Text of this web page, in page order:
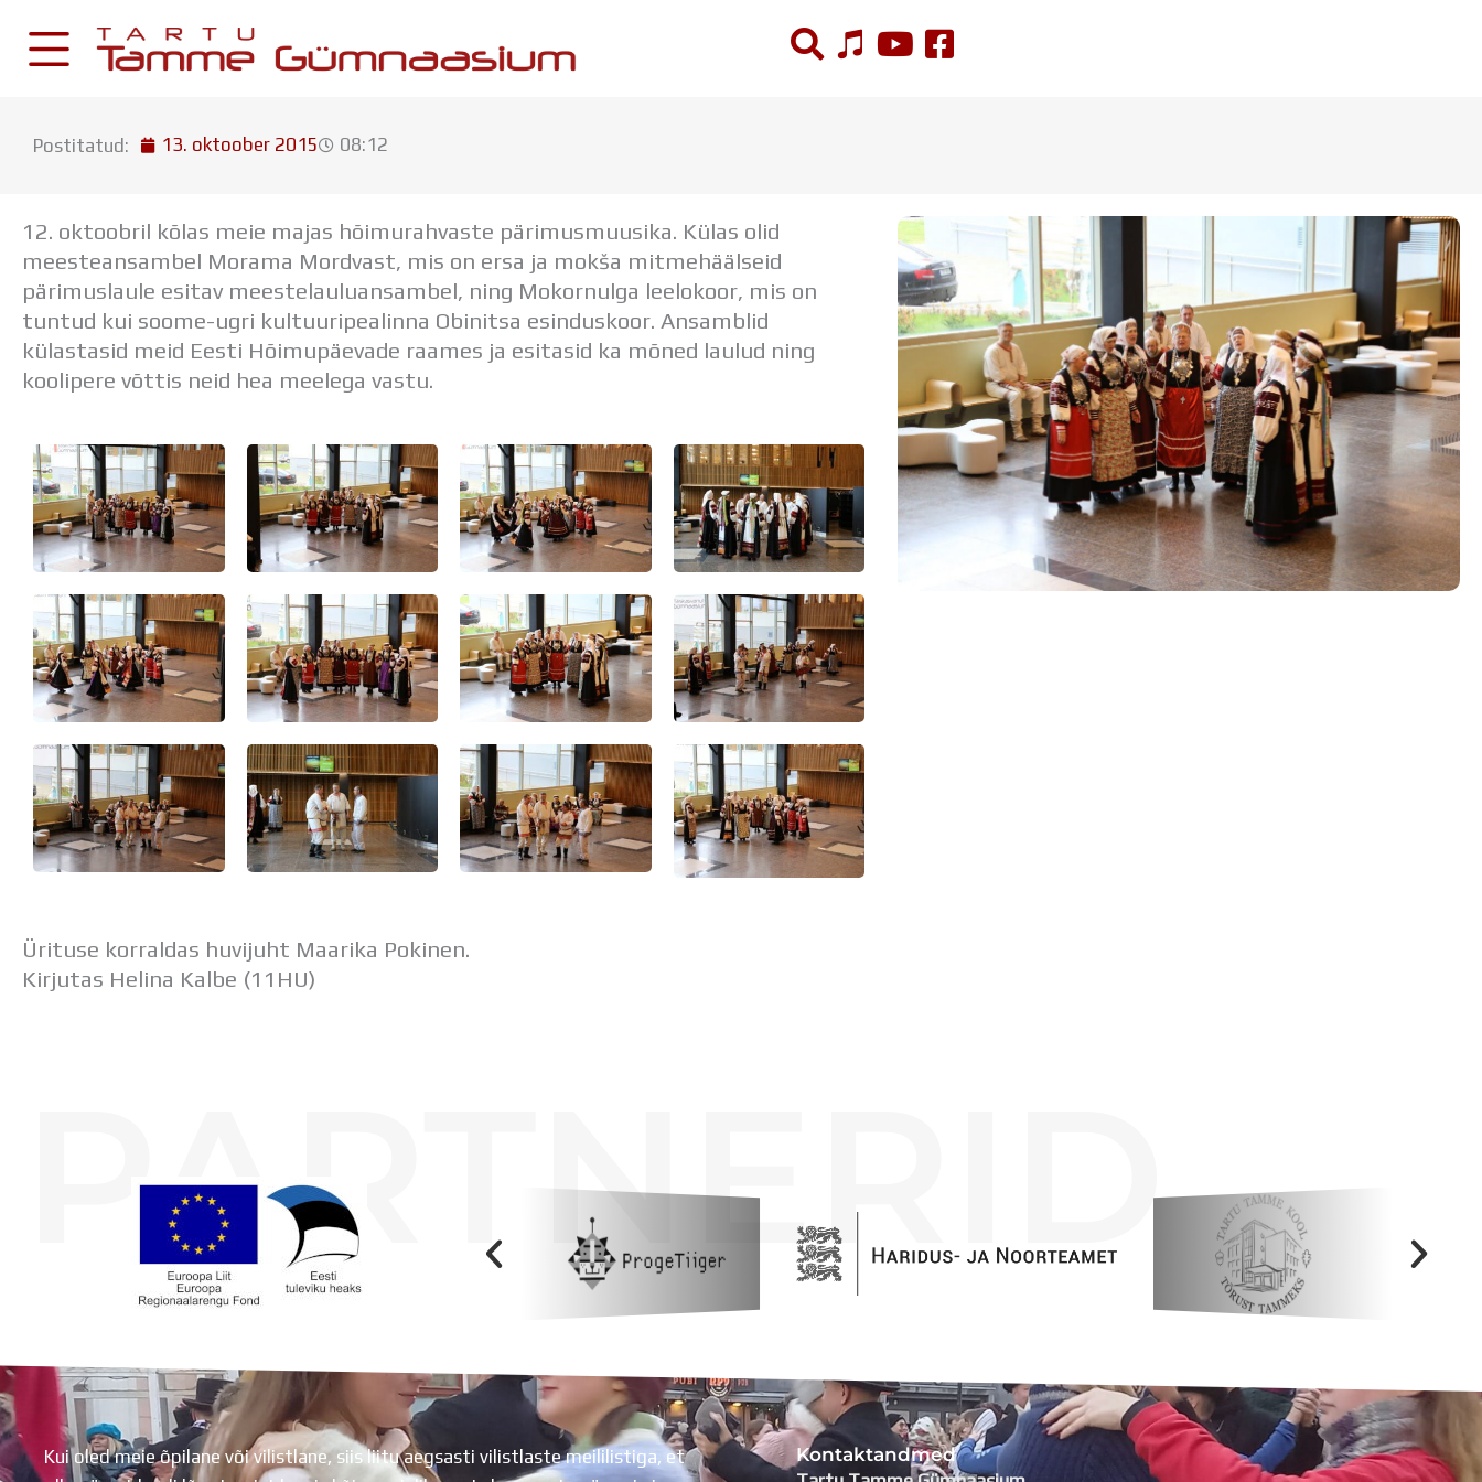
content
Postkast
Drive
Tamme TV
Tamme Leht
Kooliraadio
Aastaplaan
Õppekava
Ainepassid
Huviringid
Õpilastööd (UPT)
Projektid
Meie kool
Dokumendid
Uudised
Lapsevanemale
Vilistlastele
Toitlustamine
Virtuaaltuur
Õpilasesindus
Kontaktid
Tööpakkumised
Postitatud: 13. oktoober 2015 08:12
12. oktoobril kõlas meie majas hõimurahvaste pärimusmuusika. Külas olid
meesteansambel Morama Mordvast, mis on ersa ja mokša mitmehäälseid
pärimuslaule esitav meestelauluansambel, ning Mokornulga leelokoor, mis on
tuntud kui soome-ugri kultuuripealinna Obinitsa esinduskoor. Ansamblid
külastasid meid Eesti Hõimupäevade raames ja esitasid ka mõned laulud ning
koolipere võttis neid hea meelega vastu.
Ürituse korraldas huvijuht Maarika Pokinen.
Kirjutas Helina Kalbe (11HU)
PARTNERID
Kui oled meie õpilane või vilistlane, siis liitu aegsasti vilistlaste meililistiga, et
Kontaktandmed